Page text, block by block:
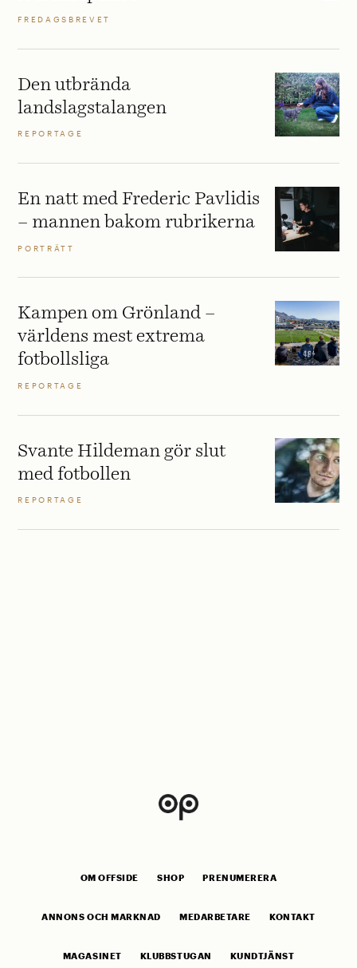
FREDAGSBREVET
Den utbrända
landslagstalangen
REPORTAGE
En natt med Frederic Pavlidis
– mannen bakom rubrikerna
PORTRÄTT
Kampen om Grönland –
världens mest extrema
fotbollsliga
REPORTAGE
Svante Hildeman gör slut
med fotbollen
REPORTAGE
OM OFFSIDE SHOP PRENUMERERA
ANNONS OCH MARKNAD MEDARBETARE KONTAKT
MAGASINET KLUBBSTUGAN KUNDTJÄNST